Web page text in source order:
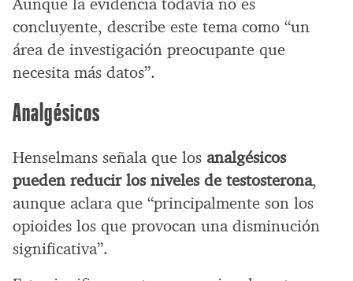
concluyente, describe este tema como “un
área de investigación preocupante que
necesita más datos”.
Analgésicos
Henselmans señala que los analgésicos
pueden reducir los niveles de testosterona,
aunque aclara que “principalmente son los
opioides los que provocan una disminución
significativa”.